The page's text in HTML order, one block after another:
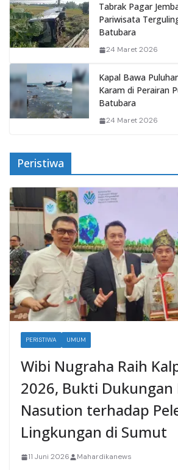
Tabrak Pagar
Pariwisata
Batubara
24 Maret 2026
Kapal Bawa
Karam di Perairan
Batubara
24 Maret 2026
Peristiwa
PERISTIWA UMUM
Wibi Nugraha Raih
2026, Bukti Dukungan
Nasution terhadap
Lingkungan di Sumut
11 Juni 2026 Mahardikanews